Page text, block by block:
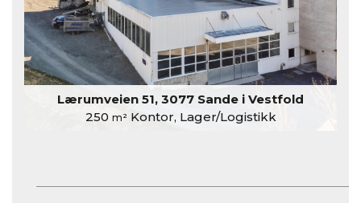
Lærumveien 51, 3077 Sande i Vestfold
250 m²Kontor, Lager/Logistikk